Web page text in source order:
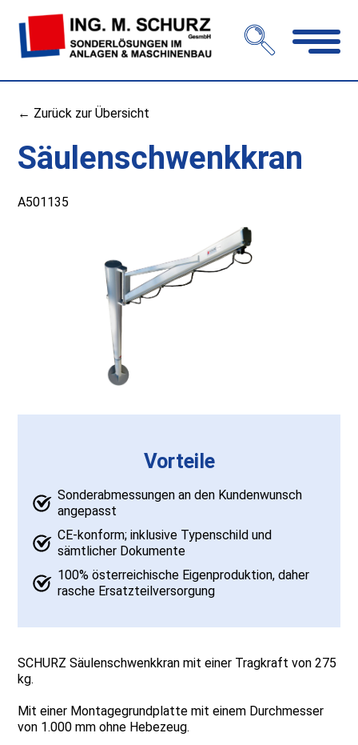
← Zurück zur Übersicht
Säulenschwenkkran
A501135
Vorteile
Sonderabmessungen an den Kundenwunsch
angepasst
CE-konform; inklusive Typenschild und
sämtlicher Dokumente
100% österreichische Eigenproduktion, daher
rasche Ersatzteilversorgung
SCHURZ Säulenschwenkkran mit einer Tragkraft von 275
kg.
Mit einer Montagegrundplatte mit einem Durchmesser
von 1.000 mm ohne Hebezeug.